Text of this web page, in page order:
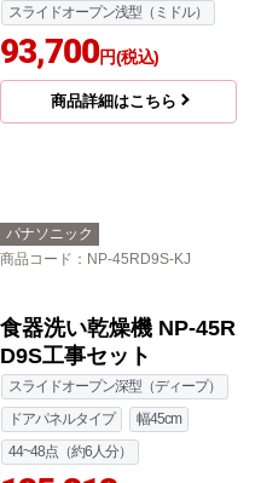
33~40点（約4~5人分）
89,180円(税込)
商品詳細はこちら
洗い乾燥機 EW-45R3S
M 工事費込
幅45cm
面材タイプ
33~40点（約4~5人分）
スライドオープン浅型（ミドル）
93,700円(税込)